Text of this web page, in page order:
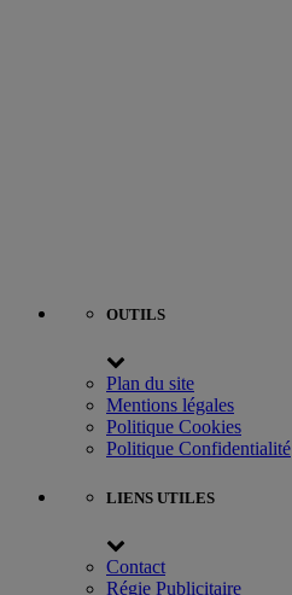
OUTILS
Plan du site
Mentions légales
Politique Cookies
Politique Confidentialité
LIENS UTILES
Contact
Régie Publicitaire